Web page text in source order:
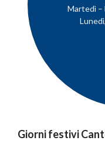
Martedì –
Giorni festivi